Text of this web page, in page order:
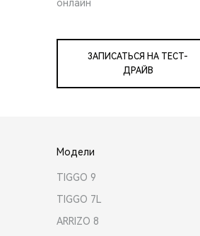
онлайн
ЗАПИСАТЬСЯ НА ТЕСТ-
ДРАЙВ
Модели
TIGGO 9
TIGGO 7L
ARRIZO 8